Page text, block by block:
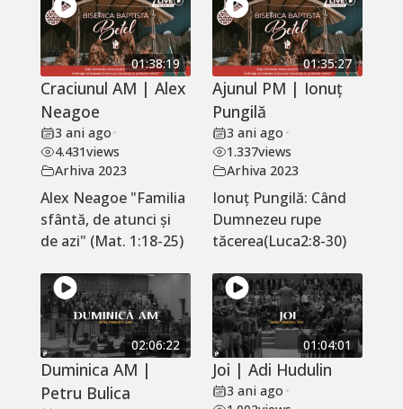
01:38:19
Craciunul AM | Alex
Neagoe
3 ani ago•
4.431views
Arhiva 2023
Alex Neagoe "Familia
sfântă, de atunci și
de azi" (Mat. 1:18-25)
01:35:27
Ajunul PM | Ionuț
Pungilă
3 ani ago •
1.337views
Arhiva 2023
Ionuț Pungilă: Când
Dumnezeu rupe
tăcerea(Luca2:8-30)
02:06:22
Duminica AM |
Petru Bulica
01:04:01
Joi | Adi Hudulin
3 ani ago •